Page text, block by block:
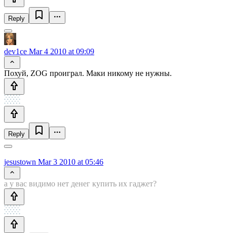
Reply
dev1ce Mar 4 2010 at 09:09
Похуй, ZOG проиграл. Маки никому не нужны.
Reply
jesustown Mar 3 2010 at 05:46
а у вас видимо нет денег купить их гаджет?